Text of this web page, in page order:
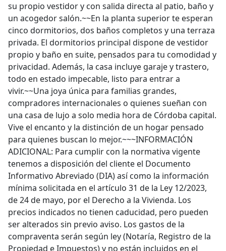
su propio vestidor y con salida directa al patio, baño y
un acogedor salón.~~En la planta superior te esperan
cinco dormitorios, dos baños completos y una terraza
privada. El dormitorios principal dispone de vestidor
propio y baño en suite, pensados para tu comodidad y
privacidad. Además, la casa incluye garaje y trastero,
todo en estado impecable, listo para entrar a
vivir.~~Una joya única para familias grandes,
compradores internacionales o quienes sueñan con
una casa de lujo a solo media hora de Córdoba capital.
Vive el encanto y la distinción de un hogar pensado
para quienes buscan lo mejor.~~~INFORMACIÓN
ADICIONAL: Para cumplir con la normativa vigente
tenemos a disposición del cliente el Documento
Informativo Abreviado (DIA) así como la información
mínima solicitada en el artículo 31 de la Ley 12/2023,
de 24 de mayo, por el Derecho a la Vivienda. Los
precios indicados no tienen caducidad, pero pueden
ser alterados sin previo aviso. Los gastos de la
compraventa serán según ley (Notaría, Registro de la
Propiedad e Impuestos) y no están incluidos en el